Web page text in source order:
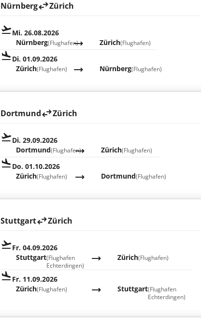
Nürnberg Zürich
Mi. 26.08.2026
Nürnberg(Flughafen) Zürich(Flughafen)
Di. 01.09.2026
Nürnberg(Flughafen)
Zürich(Flughafen)
Dortmund Zürich
Di. 29.09.2026
Dortmund(Flughafen) Zürich(Flughafen)
Do. 01.10.2026
Dortmund(Flughafen)
Zürich(Flughafen)
Stuttgart Zürich
Fr. 04.09.2026
Stuttgart(Flughafen
Echterdingen)
Zürich(Flughafen)
Fr. 11.09.2026
Stuttgart(Flughafen
Echterdingen)
Zürich(Flughafen)